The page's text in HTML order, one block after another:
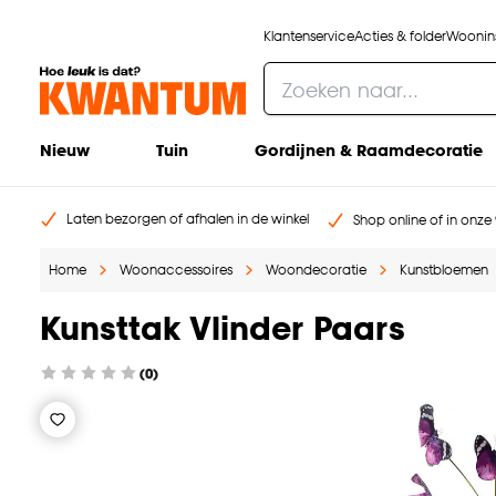
KlantenserviceActies & folder
Nieuw Tuin Gordijnen & Raamdecoratie
Laten bezorgen of afhalen in de winkel Shop online of in onze
Home Woonaccessoires Woondecoratie Kunstbloemen
Kunsttak Vlinder Paars
(0)